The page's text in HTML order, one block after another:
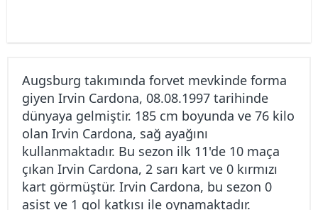
Augsburg takımında forvet mevkinde forma
giyen Irvin Cardona, 08.08.1997 tarihinde
dünyaya gelmiştir. 185 cm boyunda ve 76 kilo
olan Irvin Cardona, sağ ayağını
kullanmaktadır. Bu sezon ilk 11'de 10 maça
çıkan Irvin Cardona, 2 sarı kart ve 0 kırmızı
kart görmüştür. Irvin Cardona, bu sezon 0
asist ve 1 gol katkısı ile oynamaktadır.